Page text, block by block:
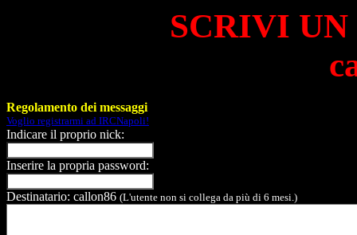
SCRIVI
Regolamento dei messaggi
Voglio registrarmi ad IRCNapoli!
Indicare il proprio nick:
Inserire la propria password:
Destinatario: callon86 (L'utente non si collega da più di 6 mesi.)